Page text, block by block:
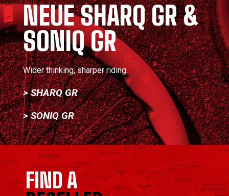
NEUE SHARQ GR &
SONIQ GR
Wider thinking, sharper riding.
> SHARQ GR
> SONIQ GR
FIND A